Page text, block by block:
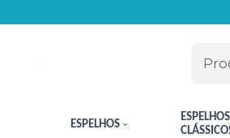
ESPELHOS
ESPELHOS